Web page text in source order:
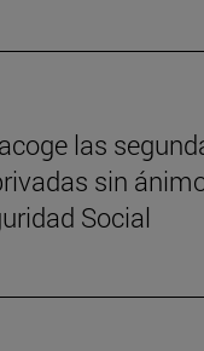
las
sin
Social